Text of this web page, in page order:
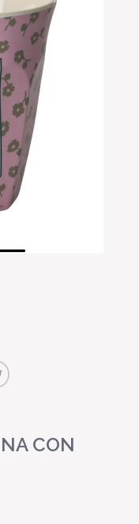
CON